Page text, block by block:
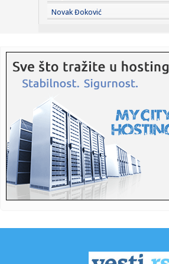
12:05:Zvezda ostaje bez važnog
nameračio na A...
12:02: The Rumjacks – Ljubljana –
12:01:
Prvoj B...
12:01:Krajišnici očitali lekciju
12:01:Superliga: Zvezda igra, Partizan
12:01:Iz Niša u Emirate
Nova ekonomska dilema: Da li
Novak Đoković